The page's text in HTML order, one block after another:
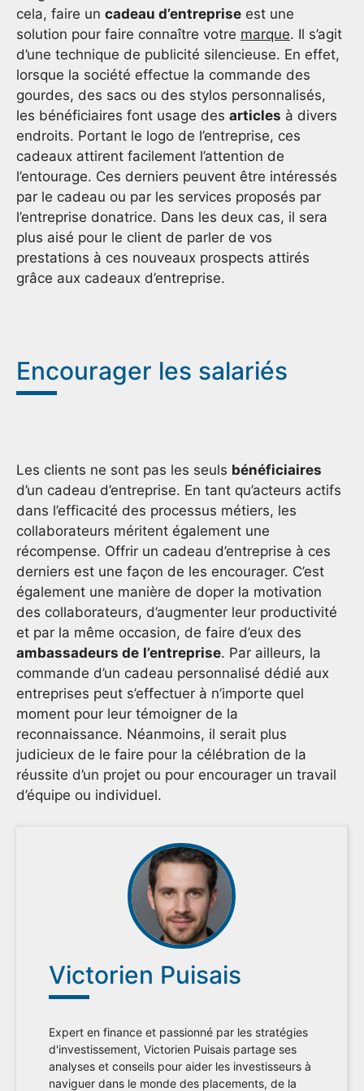
cela, faire un cadeau d’entreprise est une
solution pour faire connaître votre marque. Il s’agit
d’une technique de publicité silencieuse. En effet,
lorsque la société effectue la commande des
gourdes, des sacs ou des stylos personnalisés,
les bénéficiaires font usage des articles à divers
endroits. Portant le logo de l’entreprise, ces
cadeaux attirent facilement l’attention de
l’entourage. Ces derniers peuvent être intéressés
par le cadeau ou par les services proposés par
l’entreprise donatrice. Dans les deux cas, il sera
plus aisé pour le client de parler de vos
prestations à ces nouveaux prospects attirés
grâce aux cadeaux d’entreprise.
Encourager les salariés
Les clients ne sont pas les seuls bénéficiaires
d’un cadeau d’entreprise. En tant qu’acteurs actifs
dans l’efficacité des processus métiers, les
collaborateurs méritent également une
récompense. Offrir un cadeau d’entreprise à ces
derniers est une façon de les encourager. C’est
également une manière de doper la motivation
des collaborateurs, d’augmenter leur productivité
et par la même occasion, de faire d’eux des
ambassadeurs de l’entreprise. Par ailleurs, la
commande d’un cadeau personnalisé dédié aux
entreprises peut s’effectuer à n’importe quel
moment pour leur témoigner de la
reconnaissance. Néanmoins, il serait plus
judicieux de le faire pour la célébration de la
réussite d’un projet ou pour encourager un travail
d’équipe ou individuel.
Victorien Puisais
Expert en finance et passionné par les stratégies
d'investissement, Victorien Puisais partage ses
analyses et conseils pour aider les investisseurs à
naviguer dans le monde des placements, de la